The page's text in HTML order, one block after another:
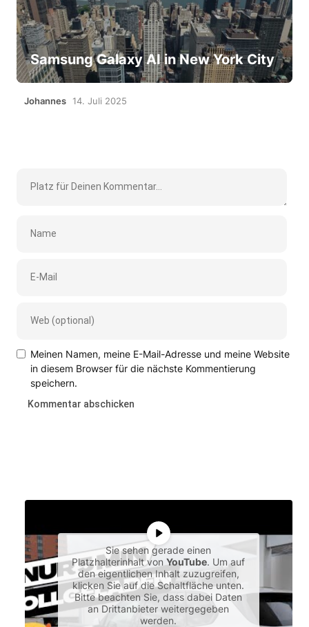
Samsung Galaxy AI in New York City
Johannes 14. Juli 2025
Meinen Namen, meine E-Mail-Adresse und meine Website
in diesem Browser für die nächste Kommentierung
speichern.
Sie sehen gerade einen
Platzhalterinhalt vonYouTube. Um auf
den eigentlichen Inhalt zuzugreifen,
klicken Sie auf die Schaltfläche unten.
Bitte beachten Sie, dass dabei Daten
an Drittanbieter weitergegeben
werden.